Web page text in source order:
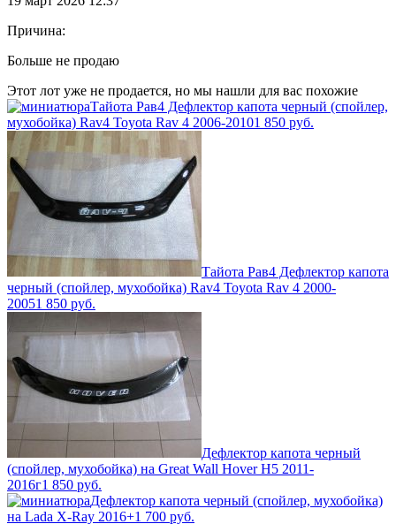
Причина:
Больше не продаю
Этот лот уже не продается, но мы нашли для вас похожие
Тайота Рав4 Дефлектор капота черный (спойлер,
мухобойка) Rav4 Toyota Rav 4 2006-20101 850 руб.
Тайота Рав4 Дефлектор капота
черный (спойлер, мухобойка) Rav4 Toyota Rav 4 2000-
20051 850 руб.
Дефлектор капота черный
(спойлер, мухобойка) на Great Wall Hover H5 2011-
2016г1 850 руб.
Дефлектор капота черный (спойлер, мухобойка)
на Lada X-Ray 2016+1 700 руб.